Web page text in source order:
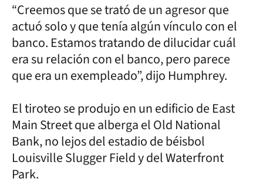
“Creemos que se trató de un agresor que
actuó solo y que tenía algún vínculo con el
banco. Estamos tratando de dilucidar cuál
era su relación con el banco, pero parece
que era un exempleado”, dijo Humphrey.
El tiroteo se produjo en un edificio de East
Main Street que alberga el Old National
Bank, no lejos del estadio de béisbol
Louisville Slugger Field y del Waterfront
Park.